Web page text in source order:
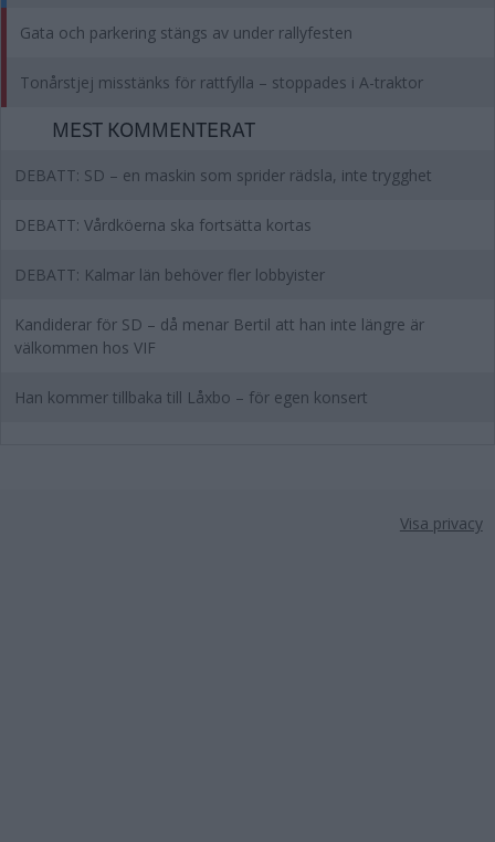
Gata och parkering stängs av under rallyfesten
Tonårstjej misstänks för rattfylla – stoppades i A-traktor
MEST KOMMENTERAT
DEBATT: SD – en maskin som sprider rädsla, inte trygghet
DEBATT: Vårdköerna ska fortsätta kortas
DEBATT: Kalmar län behöver fler lobbyister
Kandiderar för SD – då menar Bertil att han inte längre är
välkommen hos VIF
Han kommer tillbaka till Låxbo – för egen konsert
Visa privacy